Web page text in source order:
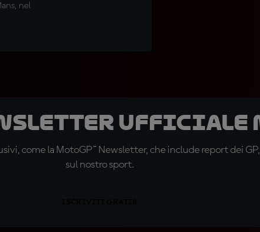
nel
ufficiale
come la MotoGP™ Newsletter, che include report dei
sul nostro sport.